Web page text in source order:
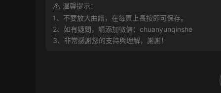
溫馨提示：
1、不要放大曲譜，在每頁上長按即可保存。
2、如有疑問，請添加微信：chuanyunqinshe
3、非常感謝您的支持與理解，謝謝！